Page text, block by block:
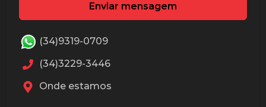
Enviar mensagem
(34)9319-0709
(34)3229-3446
Onde estamos